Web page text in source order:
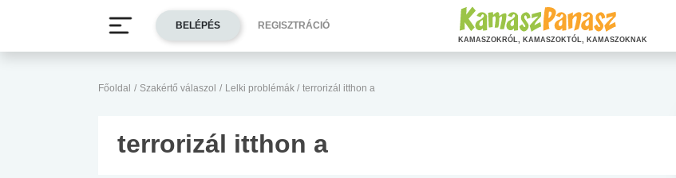
Főoldal / Szakértő válaszol / Lelki problémák / terrorizál itthon a
terrorizál itthon a
BELÉPÉS REGISZTRÁCIÓ
KAMASZOKRÓL, KAMASZOKTÓL, KAMASZOKNAK